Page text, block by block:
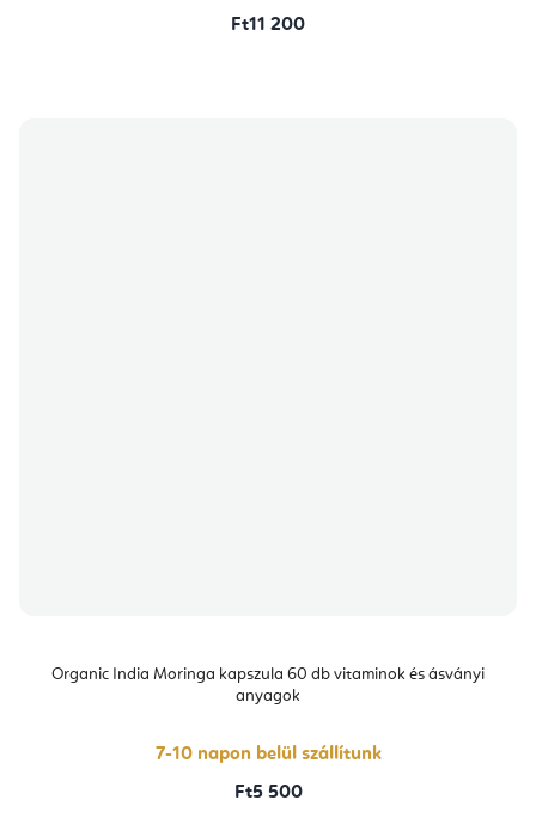
Ft11 200
Organic India Moringa kapszula 60 db vitaminok és ásványi
anyagok
7-10 napon belül szállítunk
Ft5 500